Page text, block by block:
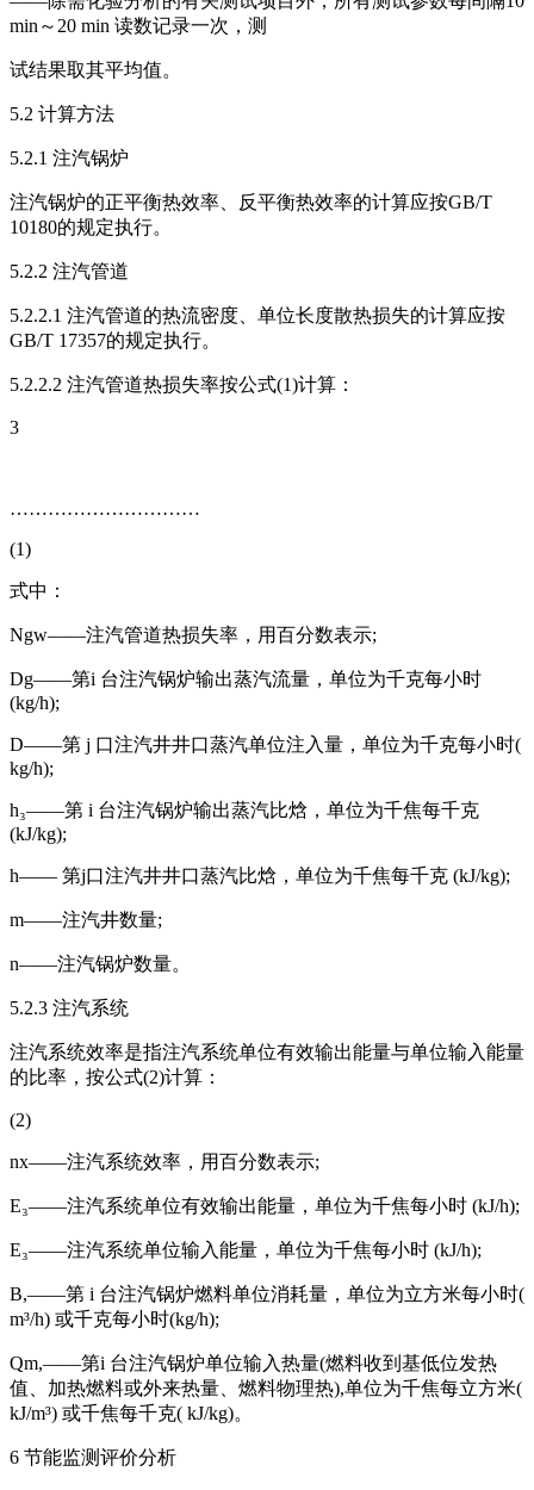
min～20 min 读数记录一次，测
试结果取其平均值。
5.2 计算方法
5.2.1 注汽锅炉
注汽锅炉的正平衡热效率、反平衡热效率的计算应按GB/T
10180的规定执行。
5.2.2 注汽管道
5.2.2.1 注汽管道的热流密度、单位长度散热损失的计算应按
GB/T 17357的规定执行。
5.2.2.2 注汽管道热损失率按公式(1)计算：
3
…………………………
(1)
式中：
Ngw——注汽管道热损失率，用百分数表示;
Dg——第i 台注汽锅炉输出蒸汽流量，单位为千克每小时
(kg/h);
D——第 j 口注汽井井口蒸汽单位注入量，单位为千克每小时(
kg/h);
h₃——第 i 台注汽锅炉输出蒸汽比焓，单位为千焦每千克
(kJ/kg);
h—— 第j口注汽井井口蒸汽比焓，单位为千焦每千克 (kJ/kg);
m——注汽井数量;
n——注汽锅炉数量。
5.2.3 注汽系统
注汽系统效率是指注汽系统单位有效输出能量与单位输入能量
的比率，按公式(2)计算：
(2)
nx——注汽系统效率，用百分数表示;
E₃——注汽系统单位有效输出能量，单位为千焦每小时 (kJ/h);
E₃——注汽系统单位输入能量，单位为千焦每小时 (kJ/h);
B,——第 i 台注汽锅炉燃料单位消耗量，单位为立方米每小时(
m³/h) 或千克每小时(kg/h);
Qm,——第i 台注汽锅炉单位输入热量(燃料收到基低位发热
值、加热燃料或外来热量、燃料物理热),单位为千焦每立方米(
kJ/m³) 或千焦每千克( kJ/kg)。
6 节能监测评价分析